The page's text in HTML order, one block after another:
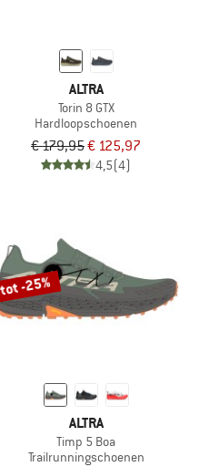
ALTRA
Torin 8 GTX
Hardloopschoenen
€ 179,95€ 125,97
4,5(4)
-25%
ALTRA
Timp 5 Boa
Trailrunningschoenen